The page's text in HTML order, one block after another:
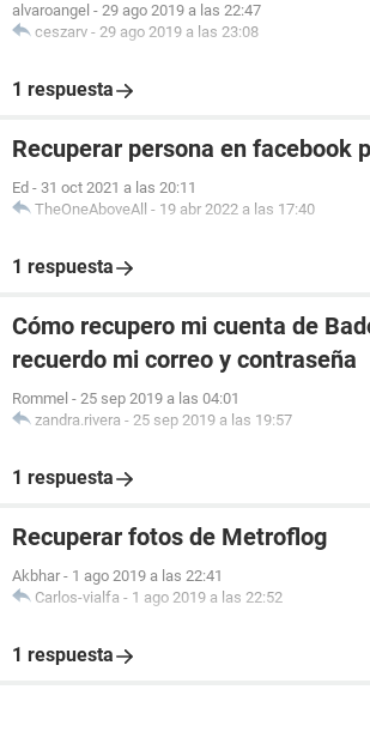
alvaroangel - 29 ago 2019 a las 22:47
ceszarv - 29 ago 2019 a las 23:08
1 respuesta
Recuperar persona en facebook
Ed - 31 oct 2021 a las 20:11
TheOneAboveAll - 19 abr 2022 a las 17:40
1 respuesta
Cómo recupero mi cuenta de
recuerdo mi correo y contraseña
Rommel - 25 sep 2019 a las 04:01
zandra.rivera - 25 sep 2019 a las 19:57
1 respuesta
Recuperar fotos de Metroflog
Akbhar - 1 ago 2019 a las 22:41
Carlos-vialfa - 1 ago 2019 a las 22:52
1 respuesta